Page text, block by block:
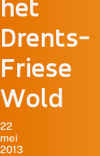
het
Drents-
Friese
Wold
22
mei
2013